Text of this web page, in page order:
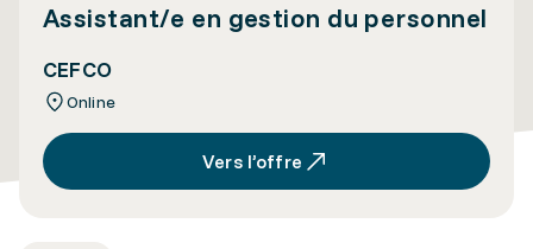
Assistant/e en gestion du personnel
CEFCO
Online
Vers l’offre